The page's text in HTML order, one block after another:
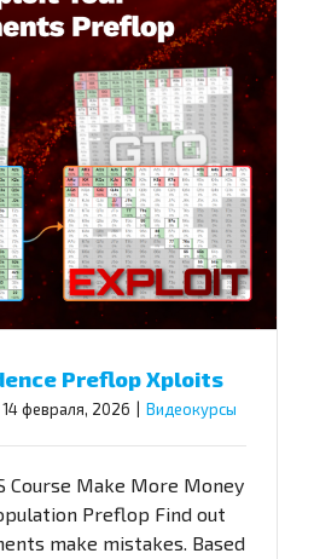
Preflop Xploits
14 февраля, 2026 Видеокурсы
Course Make More Money
Preflop Find out
make mistakes. Based